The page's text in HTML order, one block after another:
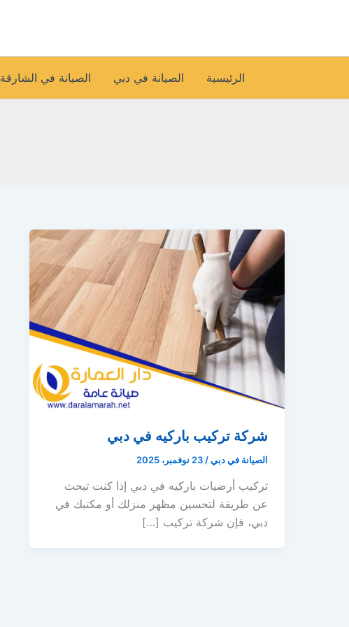
الرئيسية الصيانة في دبي الصيانة في الشارقة
شركة تركيب باركيه في دبي
الصيانة في دبي/ 23 نوفمبر، 2025
تركيب أرضيات باركيه في دبي إذا كنت تبحث
عن طريقة لتحسين مظهر منزلك أو مكتبك في
دبي، فإن شركة تركيب […]